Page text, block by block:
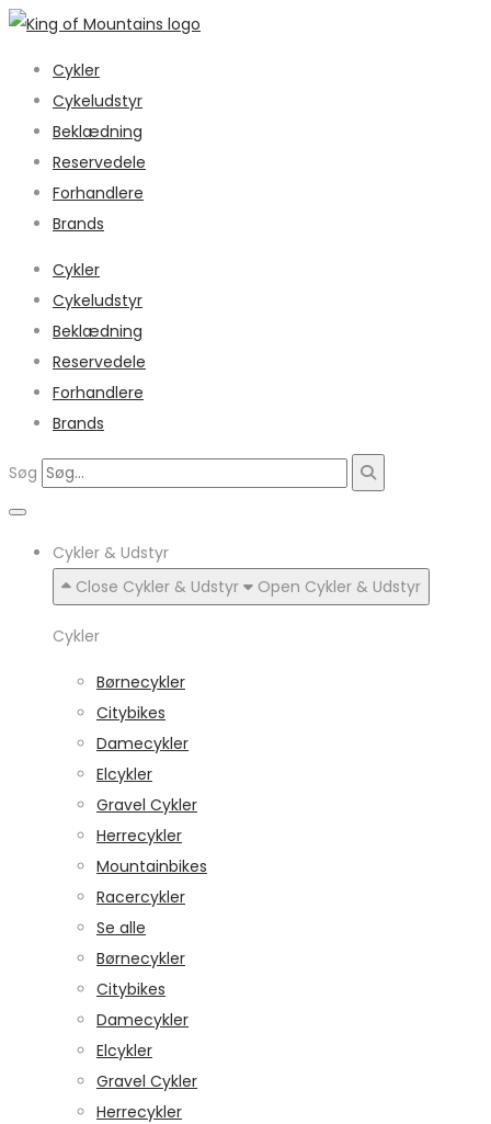
Cykler
Cykeludstyr
Beklædning
Reservedele
Forhandlere
Brands
Cykler
Cykeludstyr
Beklædning
Reservedele
Forhandlere
Brands
Søg
Cykler & Udstyr
Close Cykler & Udstyr
Open Cykler & Udstyr
Cykler
Børnecykler
Citybikes
Damecykler
Elcykler
Gravel Cykler
Herrecykler
Mountainbikes
Racercykler
Se alle
Børnecykler
Citybikes
Damecykler
Elcykler
Gravel Cykler
Herrecykler